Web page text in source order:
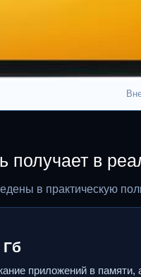
получает в
в практическую
Гб
приложений в